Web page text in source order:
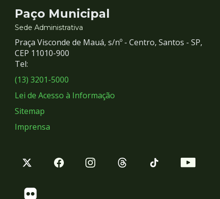
Contato
e
Redes
Sociais
Paço Municipal
Sede Administrativa
Praça Visconde de Mauá, s/nº - Centro, Santos - SP,
CEP 11010-900
Tel:
(13) 3201-5000
Lei de Acesso à Informação
Sitemap
Imprensa